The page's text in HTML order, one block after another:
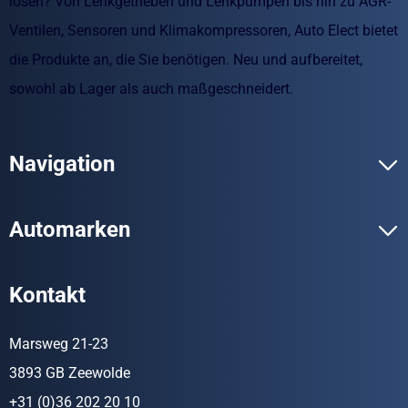
Ventilen, Sensoren und Klimakompressoren, Auto Elect bietet
die Produkte an, die Sie benötigen. Neu und aufbereitet,
sowohl ab Lager als auch maßgeschneidert.
Navigation
Automarken
Kontakt
Marsweg 21-23
3893 GB Zeewolde
+31 (0)36 202 20 10